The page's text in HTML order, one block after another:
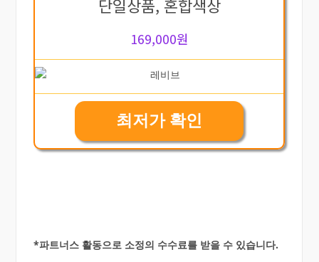
단일상품, 혼합색상
169,000원
최저가 확인
*파트너스 활동으로 소정의 수수료를 받을 수 있습니다.